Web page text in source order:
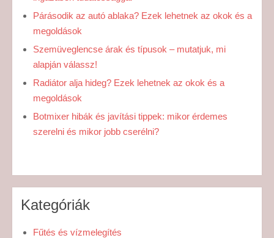
Párásodik az autó ablaka? Ezek lehetnek az okok és a
megoldások
Szemüveglencse árak és típusok – mutatjuk, mi
alapján válassz!
Radiátor alja hideg? Ezek lehetnek az okok és a
megoldások
Botmixer hibák és javítási tippek: mikor érdemes
szerelni és mikor jobb cserélni?
Kategóriák
Fűtés és vízmelegítés